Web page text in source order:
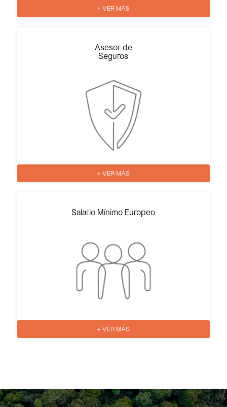
+ VER MÁS
Asesor de
Seguros
+ VER MÁS
Salario Mínimo Europeo
+ VER MÁS